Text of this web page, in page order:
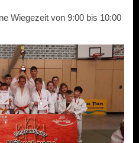
Wiegezeit von 9:00 bis 10:00